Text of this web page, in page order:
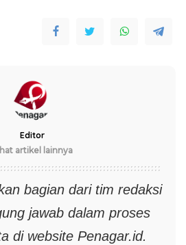
Editor
artikel lainnya
bagian dari tim redaksi
jawab dalam proses
di website Penagar.id.